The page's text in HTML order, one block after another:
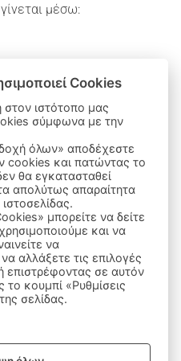
μέσω:
κάρτες:
Cookies
στον ιστότοπο μας
σύμφωνα με την
cookies και πατώντας το
θα εγκατασταθεί
απολύτως απαραίτητα
μπορείτε να δείτε
και να
να
αλλάξετε τις επιλογές
επιστρέφοντας σε αυτόν
κουμπί «Ρυθμίσεις
σελίδας.